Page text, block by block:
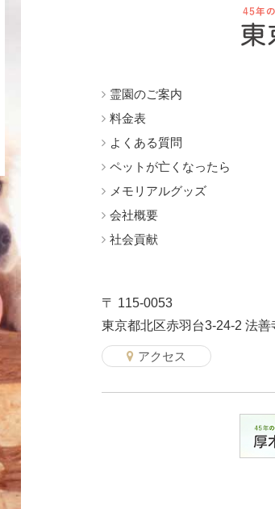
霊園のご案内
料金表
よくある質問
ペットが亡くなったら
メモリアルグッズ
会社概要
社会貢献
〒 115-0053
東京都北区赤羽台3-24-2 法善
アクセス